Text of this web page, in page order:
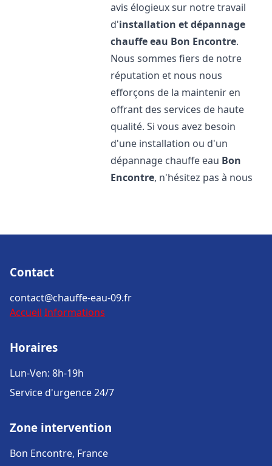
avis élogieux sur notre travail
d'installation et dépannage
chauffe eau Bon Encontre.
Nous sommes fiers de notre
réputation et nous nous
efforçons de la maintenir en
offrant des services de haute
qualité. Si vous avez besoin
d'une installation ou d'un
dépannage chauffe eau Bon
Encontre, n'hésitez pas à nous
Contact
contact@chauffe-eau-09.fr
Accueil Informations
Horaires
Lun-Ven: 8h-19h
Service d'urgence 24/7
Zone intervention
Bon Encontre, France